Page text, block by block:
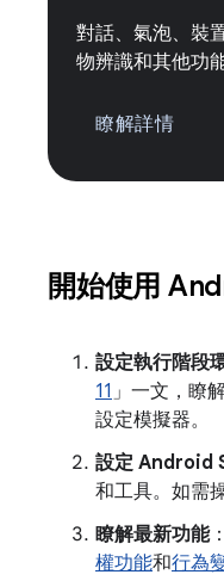
對話、氣泡、裝
物辨識和其他功能
瞭解詳情
開始使用
設定執行階段
11 」一文，瞭
設定模擬器。
設定 Android
和工具。如需
瞭解最新功能
權功能和行為